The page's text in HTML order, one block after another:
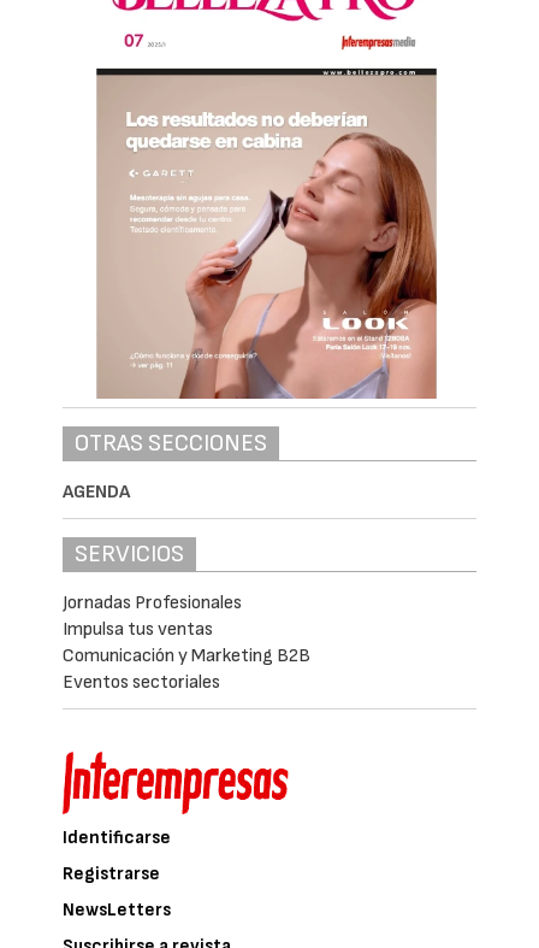
OTRAS SECCIONES
AGENDA
SERVICIOS
Jornadas Profesionales
Impulsa tus ventas
Comunicación y Marketing B2B
Eventos sectoriales
Identificarse
Registrarse
NewsLetters